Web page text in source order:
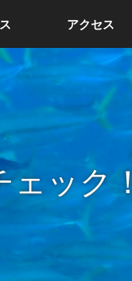
アクセス
ック！